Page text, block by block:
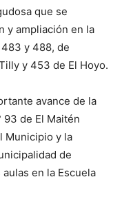
que se
y ampliación en la
y 488, de
y 453 de El Hoyo.
avance de la
93 de El Maitén
Municipio y la
de
en la Escuela